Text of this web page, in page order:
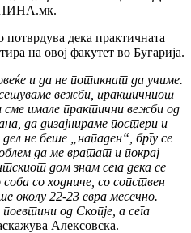
ПИНА.мк.
потврдува дека практичната
на овој факутет во Бугарија.
и да не потикнат да учиме.
вежби, практичниот
сме имале практични вежби од
да дизајнираме постери и
не беше „нападен“, бргу се
да ме вратат и покрај
дом знам сега дека се
со ходниче, со сопствен
околу 22-23 евра месечно.
од Скопје, а сега
Алексовска.